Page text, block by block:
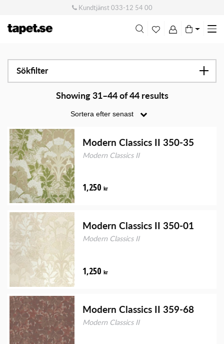
Kundtjänst033-12 54 00
Sökfilter
Showing 31–44 of 44 results
Modern Classics II 350-35
Modern Classics II
1,250 kr
Modern Classics II 350-01
Modern Classics II
1,250 kr
Modern Classics II 359-68
Modern Classics II